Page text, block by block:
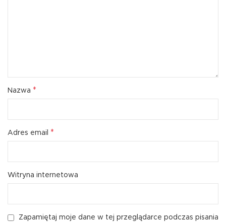
Nazwa *
Adres email *
Witryna internetowa
Zapamiętaj moje dane w tej przeglądarce podczas pisania